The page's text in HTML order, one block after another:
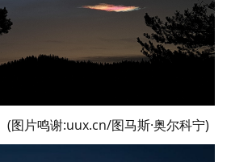
(图片鸣谢:uux.cn/图马斯·奥尔科宁)